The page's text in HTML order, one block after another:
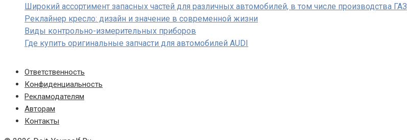
Широкий ассортимент запасных частей для различных автомобилей, в том числе производства ГАЗ
Реклайнер кресло: дизайн и значение в современной жизни
Виды контрольно-измерительных приборов
Где купить оригинальные запчасти для автомобилей AUDI
Ответственность
Конфиденциальность
Рекламодателям
Авторам
Контакты